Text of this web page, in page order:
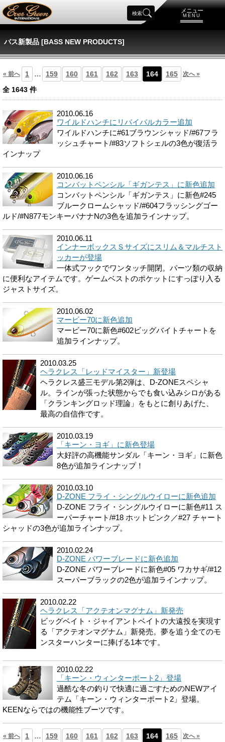
メニュー
MENU
検索
バス新製品 [BASS NEW PRODUCTS]
« 前へ 1 … 159 160 161 162 163 164 165 次へ »
全 1643 件
2010.06.16
ワイルドハンチにリバイバルカラー追加
ワイルドハンチに#61ブラウンシャッド/#67フラ
ッシュチャート/#83ソフトシェルの3色が復活ラ
インナップ
2010.06.16
コンバットペンシル「ギガンテス」に新色追加
コンバットペンシル「ギガンテス」に新色#245
ブルークロームシャッド/#604フラッシングゴー
ルド/#N877モンキーバナナNの3色を追加ラインナップ。
2010.06.11
インナーボックスＳサイズにスリム＆マルチスト
ッカーが登場
一体式フックでワンタッチ開閉。パーツ類の収納
に便利なアイテムです。ゲームベストのポケットにすっぽり入る
ジャストサイズ。
2010.06.02
マービー70に新色追加
マービー70に新色#602ビッグバイトチャートを
追加ラインナップ。
2010.03.25
ヘラクレス「レッドマイスター」新登場
ヘラクレス盛三モデル第2弾は、D-ZONEスペシャ
ル。ラインが張った状態からでも食い込みシロがある
「クランキングロッド理論」をもとに創りあげた、
最高の自信作です。
2010.03.19
「キーン・ヨギ」に新色登場
大好評の高機能サンダル「キーン・ヨギ」に新色
8色が追加ラインナップ！
2010.03.10
D-ZONE フライ・シングルウイローに新色追加
D-ZONE フライ・シングルウイローに新色#11 ス
ーパーチャート/#18 ホットピンク／#27 チャート
シャッドの3色が追加ラインナップ。
2010.02.24
D-ZONE パワーブレードに新色追加
D-ZONE パワーブレードに新色#05 ワカサギ/#12
スーパーブラックの2色が追加ラインナップ。
2010.02.22
ヘラクレス「アクテオンマグナム」新発売
ビッグベイト・ジャイアントベイトの大遠投を実現す
る「アクテオンマグナム」新発売。夢を追う全てのモ
ンスターハンターに捧げる1本です。
2010.02.22
「キーン・ウィンターポート2」登場
過酷な冬の釣りで快適に過ごすためのNEWアイ
テム「キーン・ウィンターポート2」登場。
KEENならではの機能性ブーツです。
« 前へ 1 … 159 160 161 162 163 164 165 次へ »